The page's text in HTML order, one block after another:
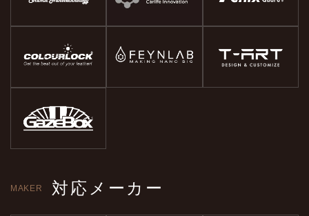
MAKER 対応メーカー